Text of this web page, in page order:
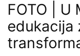
FOTO | U
edukacija